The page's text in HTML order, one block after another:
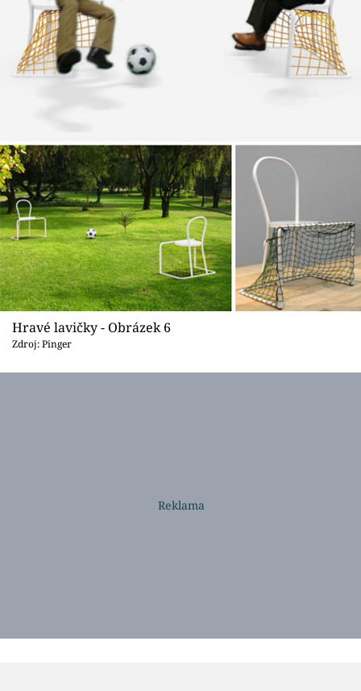
Hravé lavičky - Obrázek 6
Zdroj: Pinger